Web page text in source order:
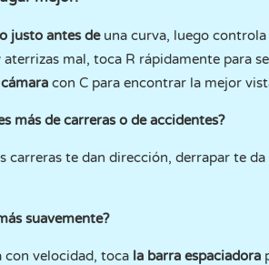
justo antes de una curva, luego
aterrizas mal, toca R rápidamente para
con C para encontrar la mejor
más de carreras o de accidentes?
carreras te dan dirección, derrapar te
suavemente?
con velocidad, toca la barra espaciadora